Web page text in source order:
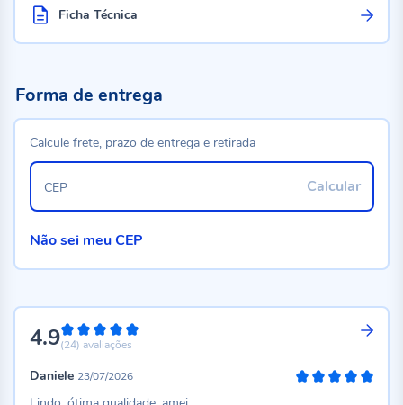
Ficha Técnica
4.998%
(24) avaliações
Daniele 23/07/2026
Forma de entrega
Calcule frete, prazo de entrega e retirada
Calcular
CEP
Não sei meu CEP